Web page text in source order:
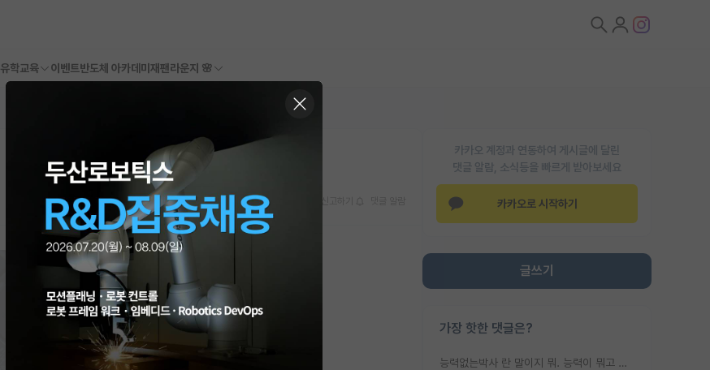
유학교육 이벤트반도체 아카데미 재팬라운지 🌸
카카오 계정과 연동하여 게시글에 달린
댓글 알람, 소식등을 빠르게 받아보세요
카카오로 시작하기
글쓰기
가장 핫한 댓글은?
능력없는박사 란 말이지 뭐. 능력이 뭐고 능력이 있다는게 뭔지는 사람마다 기준이 다르니까 얘기해봐야 서로 자기 기준만 얘기해서 논쟁이 끝이 안나고. 주위에서 능력있고 야심있는 신입생이 교수가 유의미한 피드백을 아예 안주면서 제대로된 과제에 참여해볼 기회도 제공하지 않고 잡일 뺑뺑이만 돌려서 맨날 단순작업만 하면서 밤새다가 눈빛이 점점 죽어가는걸 본 사람은 물박사는 교수탓이라고 하고, 교수는 이것저것 알려도 주고 기회도 주고 사수 동기 붙여주면서 어떻게든 끌고가려고 하는데 본인이 매일 뺀질거리면서 출근 하는둥마는둥 하다가 기껏 와서도 폰이나 쳐다보다가 실험 망치고 저녁약속있어서 먼저 가볼게요~ 하는걸 본 사람은 물박사는 본인탓이라고 함.